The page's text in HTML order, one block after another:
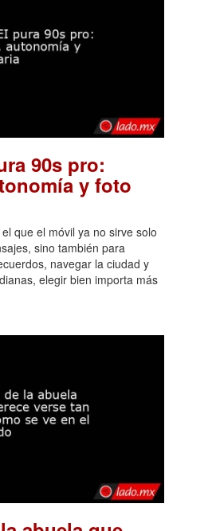
90s pro:
y foto
que el móvil ya no sirve solo
sino también para
navegar la ciudad y
elegir bien importa más